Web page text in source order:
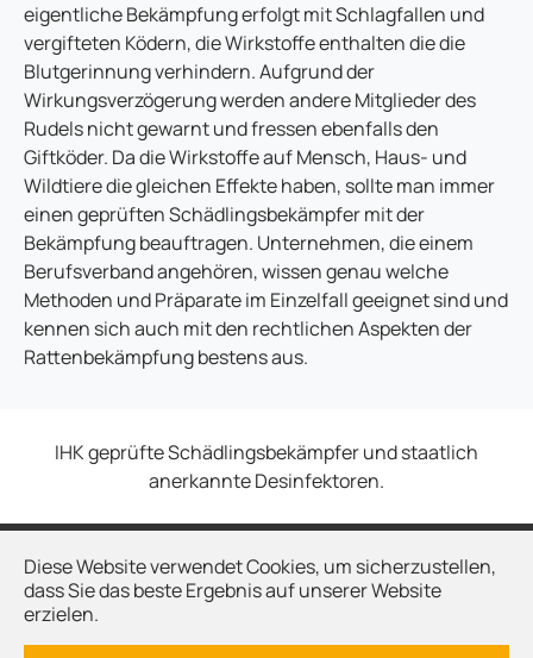
Diese Website verwendet Cookies, um sicherzustellen,
dass Sie das beste Ergebnis auf unserer Website
erzielen.
eigentliche Bekämpfung erfolgt mit Schlagfallen und
vergifteten Ködern, die Wirkstoffe enthalten die die
Blutgerinnung verhindern. Aufgrund der
Wirkungsverzögerung werden andere Mitglieder des
Rudels nicht gewarnt und fressen ebenfalls den
Giftköder. Da die Wirkstoffe auf Mensch, Haus- und
Wildtiere die gleichen Effekte haben, sollte man immer
einen geprüften Schädlingsbekämpfer mit der
Bekämpfung beauftragen. Unternehmen, die einem
Berufsverband angehören, wissen genau welche
Methoden und Präparate im Einzelfall geeignet sind und
kennen sich auch mit den rechtlichen Aspekten der
Rattenbekämpfung bestens aus.
IHK geprüfte Schädlingsbekämpfer und staatlich
anerkannte Desinfektoren.
Kontakt
Impressum
Datenschutz